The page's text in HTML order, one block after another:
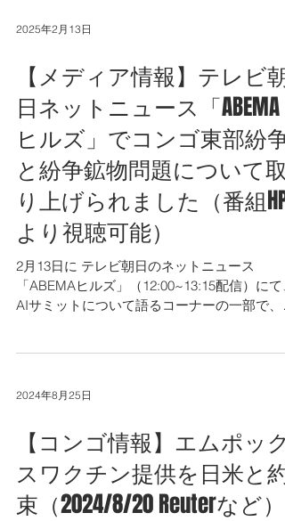
2025年2月13日
【メディア情報】テレビ朝
日ネットニュース「ABEMA
ヒルズ」でコンゴ東部紛争
と紛争鉱物問題について取
り上げられました（番組HP
より視聴可能）
2月13日に テレビ朝日のネットニュース
「ABEMAヒルズ」（12:00~13:15配信）にて
AIサミットについて語るコーナーの一部で、
2024年8月25日
【コンゴ情報】エムポック
スワクチン提供を日米と約
束（2024/8/20 Reuterなど）